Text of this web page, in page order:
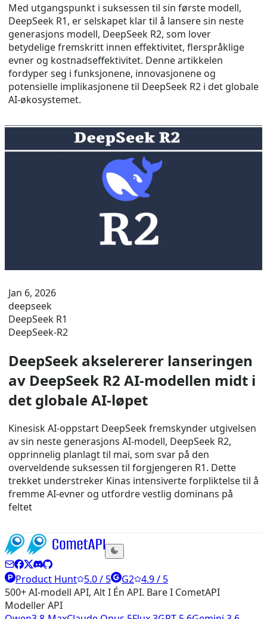
Med utgangspunkt i suksessen til sin første modell,
DeepSeek R1, er selskapet klar til å lansere sin neste
generasjons modell, DeepSeek R2, som lover
betydelige fremskritt innen effektivitet, flerspråklige
evner og kostnadseffektivitet. Denne artikkelen
fordyper seg i funksjonene, innovasjonene og
potensielle implikasjonene til DeepSeek R2 i det globale
AI-økosystemet.
Jan 6, 2026
deepseek
DeepSeek R1
DeepSeek-R2
DeepSeek akselererer lanseringen
av DeepSeek R2 AI-modellen midt i
det globale AI-løpet
Kinesisk AI-oppstart DeepSeek fremskynder utgivelsen
av sin neste generasjons AI-modell, DeepSeek R2,
opprinnelig planlagt til mai, som svar på den
overveldende suksessen til forgjengeren R1. Dette
trekket understreker Kinas intensiverte forpliktelse til å
fremme AI-evner og utfordre vestlig dominans på
feltet
Product Hunt 5.0 / 5 G2 4.9 / 5
500+ AI-modell API, Alt I Én API. Bare I CometAPI
Modeller API